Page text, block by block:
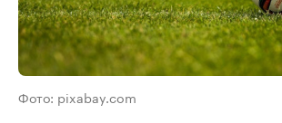
Фото: pixabay.com